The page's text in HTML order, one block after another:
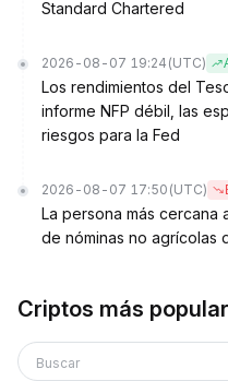
Standard Chartered
2026-08-07 19:24 (UTC)
Los rendimientos del
informe NFP débil, las
riesgos para la Fed
2026-08-07 17:50 (UTC)
La persona más cercana
de nóminas no agrícolas
Criptos más
Buscar